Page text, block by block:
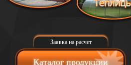
Заявка на расчет
Каталог продукции